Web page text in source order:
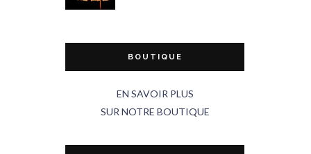
BOUTIQUE
EN SAVOIR PLUS
SUR NOTRE BOUTIQUE